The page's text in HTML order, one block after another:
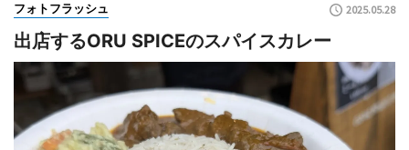
フォトフラッシュ 2025.05.28
出店するORU SPICEのスパイスカレー